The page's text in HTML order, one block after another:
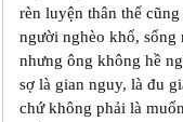
rèn luyện thân thể
người nghèo khổ, sống
nhưng ông không hề
sợ là gian nguy, là đu
chứ không phải là